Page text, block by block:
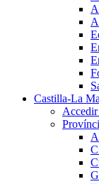
Castilla-La